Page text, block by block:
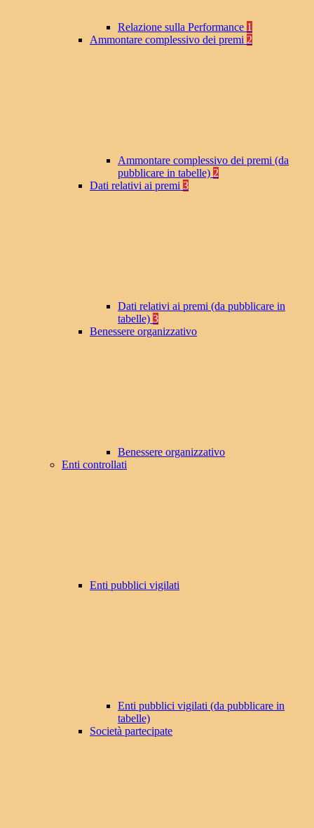
Relazione sulla Performance 1
Ammontare complessivo dei premi 2
Ammontare complessivo dei premi (da
pubblicare in tabelle) 2
Dati relativi ai premi 3
Dati relativi ai premi (da pubblicare in
tabelle) 3
Benessere organizzativo
Benessere organizzativo
Enti controllati
Enti pubblici vigilati
Enti pubblici vigilati (da pubblicare in
tabelle)
Società partecipate